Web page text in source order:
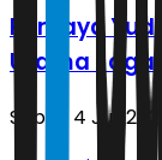
Purbaya
Utama Jaga
Sabtu, 4 Juli